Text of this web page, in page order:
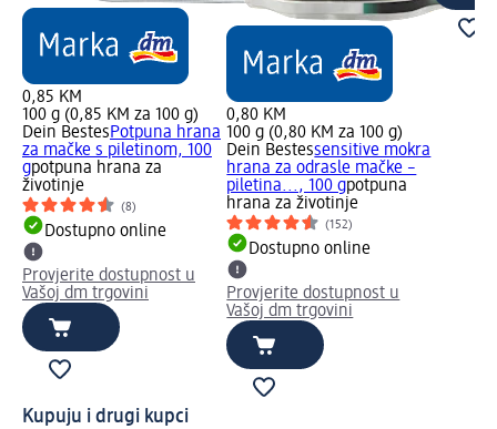
0,85 KM
100 g (0,85 KM za 100 g)
Dein BestesPotpuna hrana
za mačke s piletinom, 100
gpotpuna hrana za
životinje
(8)
Dostupno online
Provjerite dostupnost u
Vašoj dm trgovini
0,80 KM
100 g (0,80 KM za 100 g)
Dein Bestessensitive mokra
hrana za odrasle mačke –
piletina..., 100 gpotpuna
hrana za životinje
(152)
Dostupno online
Provjerite dostupnost u
Vašoj dm trgovini
Kupuju i drugi kupci